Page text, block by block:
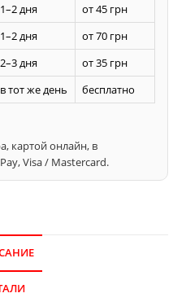
1–2 дня
от 45 грн
1–2 дня
от 70 грн
2–3 дня
от 35 грн
в тот же день бесплатно
картой онлайн, в
Visa / Mastercard.